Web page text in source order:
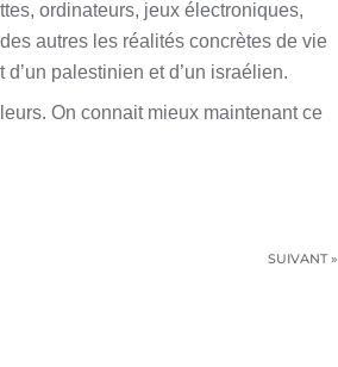
ordinateurs, jeux électroniques,
autres les réalités concrètes de vie
d’un palestinien et d’un israélien.
On connait mieux maintenant ce
SUIVANT »